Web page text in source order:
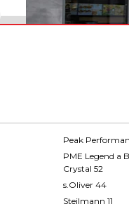
Peak
PME Legend a
Crystal 52
s.Oliver 44
Steilmann 11